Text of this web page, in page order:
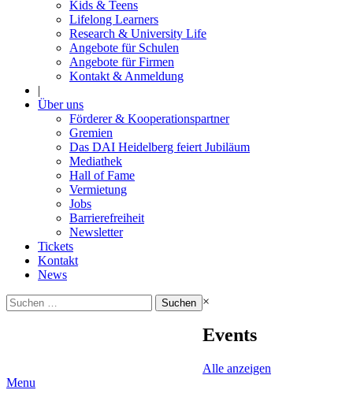
Kids & Teens
Lifelong Learners
Research & University Life
Angebote für Schulen
Angebote für Firmen
Kontakt & Anmeldung
|
Über uns
Förderer & Kooperationspartner
Gremien
Das DAI Heidelberg feiert Jubiläum
Mediathek
Hall of Fame
Vermietung
Jobs
Barrierefreiheit
Newsletter
Tickets
Kontakt
News
Suchen
nach:
×
Events
Alle anzeigen
Menu